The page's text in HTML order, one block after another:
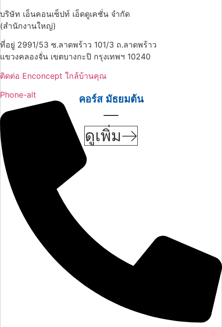
คอร์ส มัธยมต้น
ดูเพิ่ม
บริษัท เอ็นคอนเซ็ปท์ เอ็ดดูเคชั่น จำกัด
(สำนักงานใหญ่)
ที่อยู่ 2991/53 ซ.ลาดพร้าว 101/3 ถ.ลาดพร้าว
แขวงคลองจั่น เขตบางกะปิ กรุงเทพฯ 10240
ติดต่อ Enconcept ใกล้บ้านคุณ
Phone-alt